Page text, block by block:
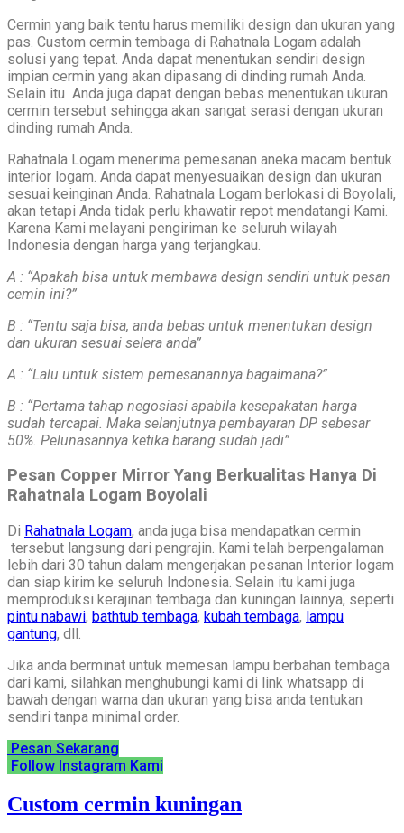
Cermin yang baik tentu harus memiliki design dan ukuran yang
pas. Custom cermin tembaga di Rahatnala Logam adalah
solusi yang tepat. Anda dapat menentukan sendiri design
impian cermin yang akan dipasang di dinding rumah Anda.
Selain itu Anda juga dapat dengan bebas menentukan ukuran
cermin tersebut sehingga akan sangat serasi dengan ukuran
dinding rumah Anda.
Rahatnala Logam menerima pemesanan aneka macam bentuk
interior logam. Anda dapat menyesuaikan design dan ukuran
sesuai keinginan Anda. Rahatnala Logam berlokasi di Boyolali,
akan tetapi Anda tidak perlu khawatir repot mendatangi Kami.
Karena Kami melayani pengiriman ke seluruh wilayah
Indonesia dengan harga yang terjangkau.
A : “Apakah bisa untuk membawa design sendiri untuk pesan
cemin ini?”
B : “Tentu saja bisa, anda bebas untuk menentukan design
dan ukuran sesuai selera anda”
A : “Lalu untuk sistem pemesanannya bagaimana?”
B : “Pertama tahap negosiasi apabila kesepakatan harga
sudah tercapai. Maka selanjutnya pembayaran DP sebesar
50%. Pelunasannya ketika barang sudah jadi”
Pesan Copper Mirror Yang Berkualitas Hanya Di
Rahatnala Logam Boyolali
Di Rahatnala Logam, anda juga bisa mendapatkan cermin
tersebut langsung dari pengrajin. Kami telah berpengalaman
lebih dari 30 tahun dalam mengerjakan pesanan Interior logam
dan siap kirim ke seluruh Indonesia. Selain itu kami juga
memproduksi kerajinan tembaga dan kuningan lainnya, seperti
pintu nabawi, bathtub tembaga, kubah tembaga, lampu
gantung, dll.
Jika anda berminat untuk memesan lampu berbahan tembaga
dari kami, silahkan menghubungi kami di link whatsapp di
bawah dengan warna dan ukuran yang bisa anda tentukan
sendiri tanpa minimal order.
Pesan Sekarang
Follow Instagram Kami
Custom cermin kuningan